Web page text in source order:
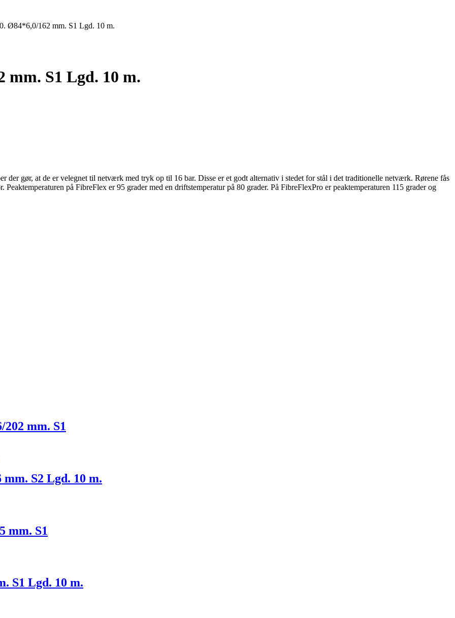
Ø84*6,0/162 mm. S1 Lgd. 10 m.
mm. S1 Lgd. 10 m.
der gør, at de er velegnet til netværk med tryk op til 16 bar. Disse er et godt alternativ i stedet for stål i det traditionelle netværk. Rørene fås
på FibreFlex er 95 grader med en driftstemperatur på 80 grader. På FibreFlexPro er peaktemperaturen 115 grader og
mm. S1
S2 Lgd. 10 m.
mm. S1
S1 Lgd. 10 m.